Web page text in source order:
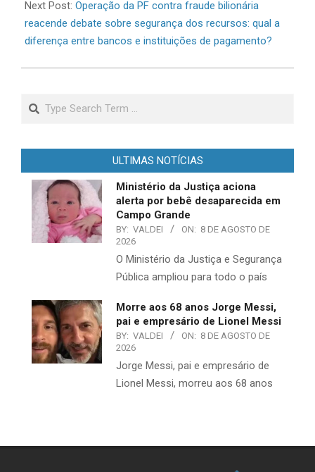
Next Post: Operação da PF contra fraude bilionária
reacende debate sobre segurança dos recursos: qual a
diferença entre bancos e instituições de pagamento?
Search
ULTIMAS NOTÍCIAS
Ministério da Justiça aciona
alerta por bebê desaparecida em
Campo Grande
BY: VALDEI ON: 8 DE AGOSTO DE
2026
O Ministério da Justiça e Segurança
Pública ampliou para todo o país
Morre aos 68 anos Jorge Messi,
pai e empresário de Lionel Messi
BY: VALDEI ON: 8 DE AGOSTO DE
2026
Jorge Messi, pai e empresário de
Lionel Messi, morreu aos 68 anos